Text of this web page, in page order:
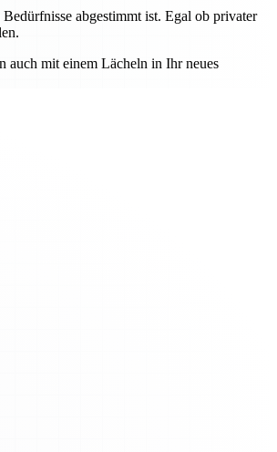
abgestimmt ist. Egal ob privater
auch mit einem Lächeln in Ihr neues